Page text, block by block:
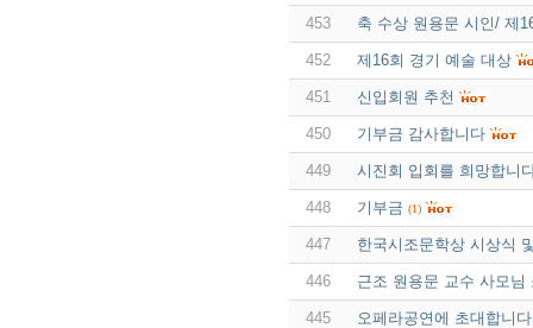
453 축 수상 원용문 시인/ 제
452 제16회 경기 예술 대상
451 신입회원 추천
450 기부금 감사합니다
449 시진회 입회를 희망합니
448 기부금 (1)
447 한국시조문학상 시상식
446 근조 원용문 교수 사모님
445 오페라공연에 초대합니다